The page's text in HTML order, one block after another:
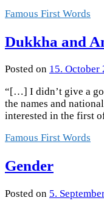
Famous First Words
Dukkha and
Posted on 15. October
“[…] I didn’t give a
the names and
interested in the first
Famous First Words
Gender
Posted on 5.